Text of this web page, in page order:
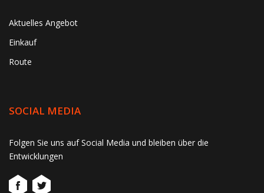
Aktuelles Angebot
Einkauf
Route
SOCIAL MEDIA
Folgen Sie uns auf Social Media und bleiben über die
Entwicklungen
gtag('consent', 'update', function() { window.dataLayer =
window.dataLayer || []; window.dataLayer.push({ 'event':